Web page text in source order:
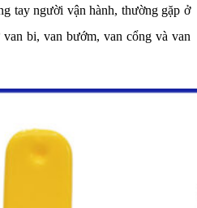
tay người vận hành, thường gặp ở
van bi, van bướm, van cổng và van